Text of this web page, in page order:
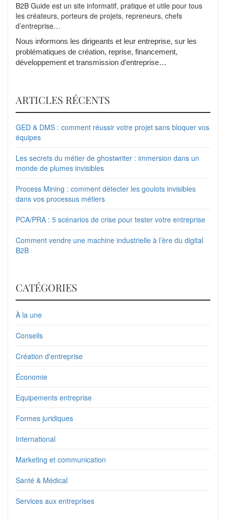
B2B Guide est un site informatif, pratique et utile pour tous
les créateurs, porteurs de projets, repreneurs, chefs
d’entreprise…
Nous informons les dirigeants et leur entreprise, sur les
problématiques de création, reprise, financement,
développement et transmission d’entreprise…
ARTICLES RÉCENTS
GED & DMS : comment réussir votre projet sans bloquer vos
équipes
Les secrets du métier de ghostwriter : immersion dans un
monde de plumes invisibles
Process Mining : comment détecter les goulots invisibles
dans vos processus métiers
PCA/PRA : 5 scénarios de crise pour tester votre entreprise
Comment vendre une machine industrielle à l’ère du digital
B2B
CATÉGORIES
À la une
Conseils
Création d'entreprise
Économie
Equipements entreprise
Formes juridiques
International
Marketing et communication
Santé & Médical
Services aux entreprises